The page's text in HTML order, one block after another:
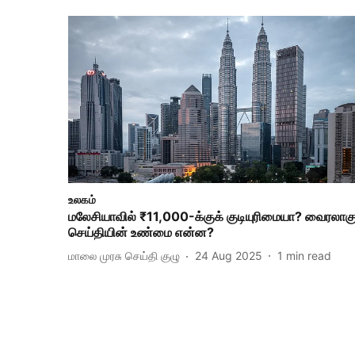
உலகம்
மலேசியாவில் ₹11,000-க்குக் குடியுரிமையா?
செய்தியின் உண்மை என்ன?
மாலை முரசு செய்தி குழு 24 Aug 2025 1 min read